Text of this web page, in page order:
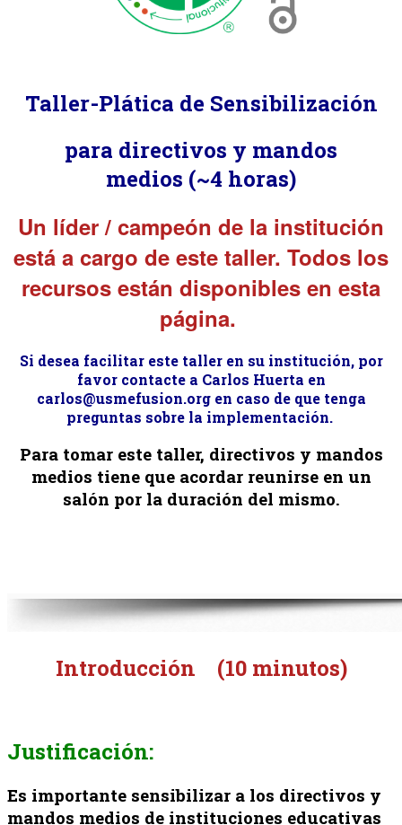
Taller-Plática de Sensibilización
para directivos y mandos
medios (~4 horas)
Un líder / campeón de la institución
está a cargo de este taller. Todos los
recursos están disponibles en esta
página.
Si desea facilitar este taller en su institución, por
favor contacte a Carlos Huerta en
carlos@usmefusion.org en caso de que tenga
preguntas sobre la implementación.
Para tomar este taller, directivos y mandos
medios tiene que acordar reunirse en un
salón por la duración del mismo.
Introducción (10 minutos)
Justificación:
Es importante sensibilizar a los directivos y
mandos medios de instituciones educativas